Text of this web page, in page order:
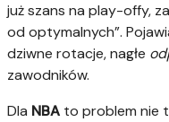
już szans na play-offy,
od optymalnych”.
dziwne rotacje, nagłe
zawodników.
Dla NBA to problem nie